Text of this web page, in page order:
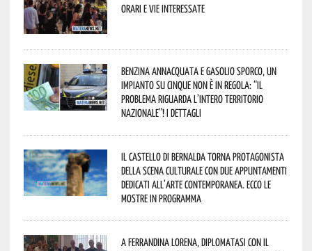
orari e vie interessate
Benzina annacquata e gasolio sporco, un
impianto su cinque non è in regola: “il
problema riguarda l’intero territorio
Nazionale”! I dettagli
Il Castello di Bernalda torna protagonista
della scena culturale con due appuntamenti
dedicati all’arte contemporanea. Ecco le
mostre in programma
A Ferrandina Lorena, diplomatasi con il